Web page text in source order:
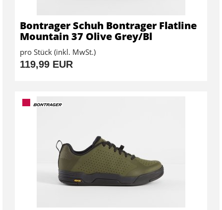
Bontrager Schuh Bontrager Flatline
Mountain 37 Olive Grey/Bl
pro Stück (inkl. MwSt.)
119,99 EUR